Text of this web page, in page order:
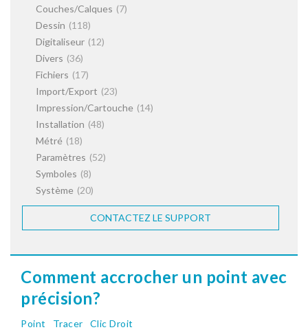
Couches/Calques (7)
Dessin (118)
Digitaliseur (12)
Divers (36)
Fichiers (17)
Import/Export (23)
Impression/Cartouche (14)
Installation (48)
Métré (18)
Paramètres (52)
Symboles (8)
Système (20)
CONTACTEZ LE SUPPORT
Comment accrocher un point avec
précision?
Point Tracer
Clic Droit